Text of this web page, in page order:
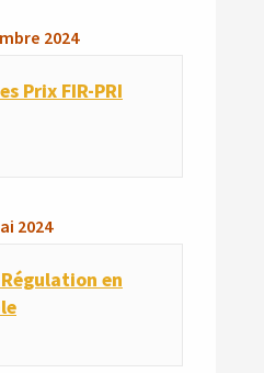
2024
Prix FIR-PRI
2024
en